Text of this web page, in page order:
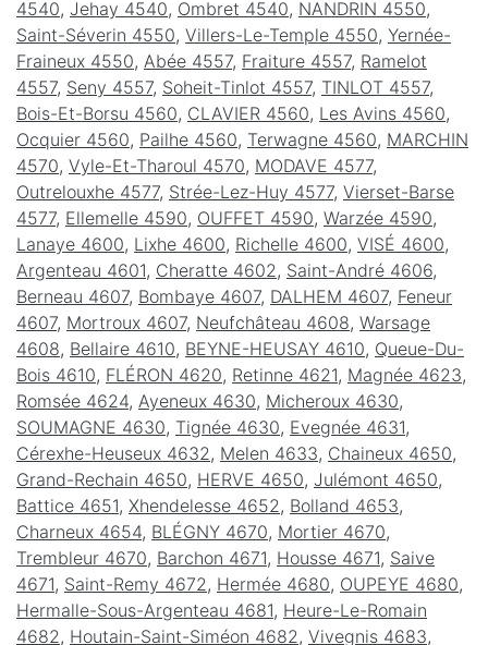
4540, Jehay 4540, Ombret 4540, NANDRIN 4550,
Saint-Séverin 4550, Villers-Le-Temple 4550, Yernée-
Fraineux 4550, Abée 4557, Fraiture 4557, Ramelot
4557, Seny 4557, Soheit-Tinlot 4557, TINLOT 4557,
Bois-Et-Borsu 4560, CLAVIER 4560, Les Avins 4560,
Ocquier 4560, Pailhe 4560, Terwagne 4560, MARCHIN
4570, Vyle-Et-Tharoul 4570, MODAVE 4577,
Outrelouxhe 4577, Strée-Lez-Huy 4577, Vierset-Barse
4577, Ellemelle 4590, OUFFET 4590, Warzée 4590,
Lanaye 4600, Lixhe 4600, Richelle 4600, VISÉ 4600,
Argenteau 4601, Cheratte 4602 , Saint-André 4606,
Berneau 4607, Bombaye 4607, DALHEM 4607, Feneur
4607, Mortroux 4607, Neufchâteau 4608, Warsage
4608, Bellaire 4610, BEYNE-HEUSAY 4610, Queue-Du-
Bois 4610, FLÉRON 4620, Retinne 4621, Magnée 4623,
Romsée 4624, Ayeneux 4630, Micheroux 4630,
SOUMAGNE 4630, Tignée 4630, Evegnée 4631,
Cérexhe-Heuseux 4632 , Melen 4633, Chaineux 4650,
Grand-Rechain 4650, HERVE 4650, Julémont 4650,
Battice 4651, Xhendelesse 4652 , Bolland 4653,
Charneux 4654, BLÉGNY 4670, Mortier 4670,
Trembleur 4670, Barchon 4671, Housse 4671, Saive
4671, Saint-Remy 4672 , Hermée 4680, OUPEYE 4680,
Hermalle-Sous-Argenteau 4681, Heure-Le-Romain
4682 , Houtain-Saint-Siméon 4682 , Vivegnis 4683,